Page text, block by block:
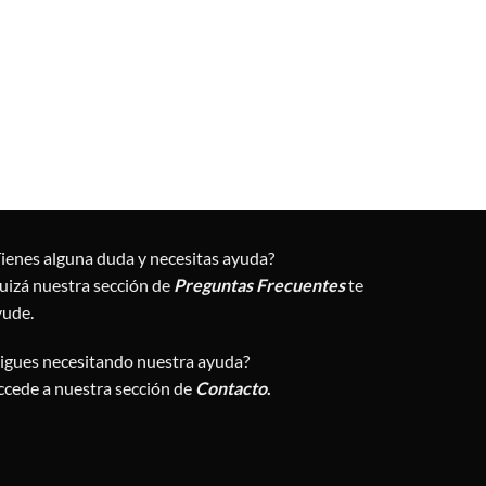
alguna duda y necesitas ayuda?
nuestra sección de Preguntas Frecuenteste
necesitando nuestra ayuda?
a nuestra sección de Contacto.